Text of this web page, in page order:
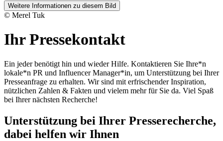
Weitere Informationen zu diesem Bild
© Merel Tuk
Ihr Pressekontakt
Ein jeder benötigt hin und wieder Hilfe. Kontaktieren Sie Ihre*n
lokale*n PR und Influencer Manager*in, um Unterstützung bei Ihrer
Presseanfrage zu erhalten. Wir sind mit erfrischender Inspiration,
nützlichen Zahlen & Fakten und vielem mehr für Sie da. Viel Spaß
bei Ihrer nächsten Recherche!
Unterstützung bei Ihrer Presserecherche,
dabei helfen wir Ihnen